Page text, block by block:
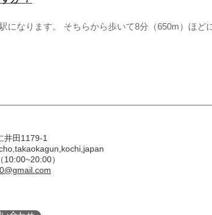
になります。 そちらから歩いて8分（650m）ほ
井田1179-1
（10:00~20:00）